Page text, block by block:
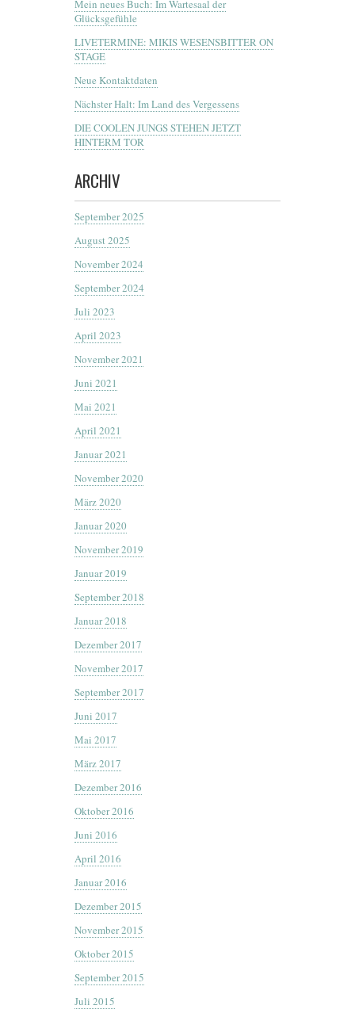
Mein neues Buch: Im Wartesaal der
Glücksgefühle
LIVETERMINE: MIKIS WESENSBITTER ON
STAGE
Neue Kontaktdaten
Nächster Halt: Im Land des Vergessens
DIE COOLEN JUNGS STEHEN JETZT
HINTERM TOR
ARCHIV
September 2025
August 2025
November 2024
September 2024
Juli 2023
April 2023
November 2021
Juni 2021
Mai 2021
April 2021
Januar 2021
November 2020
März 2020
Januar 2020
November 2019
Januar 2019
September 2018
Januar 2018
Dezember 2017
November 2017
September 2017
Juni 2017
Mai 2017
März 2017
Dezember 2016
Oktober 2016
Juni 2016
April 2016
Januar 2016
Dezember 2015
November 2015
Oktober 2015
September 2015
Juli 2015